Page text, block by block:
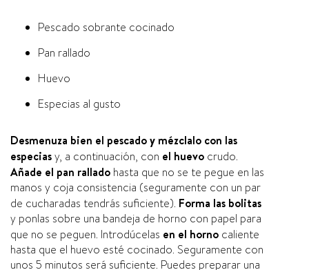
Pescado sobrante cocinado
Pan rallado
Huevo
Especias al gusto
Desmenuza bien el pescado y mézclalo con las
especiasy, a continuación, con el huevo crudo.
Añade el pan rallado hasta que no se te pegue en las
manos y coja consistencia (seguramente con un par
de cucharadas tendrás suficiente). Forma las bolitas
y ponlas sobre una bandeja de horno con papel para
que no se peguen. Introdúcelas en el horno caliente
hasta que el huevo esté cocinado. Seguramente con
unos 5 minutos será suficiente. Puedes preparar una